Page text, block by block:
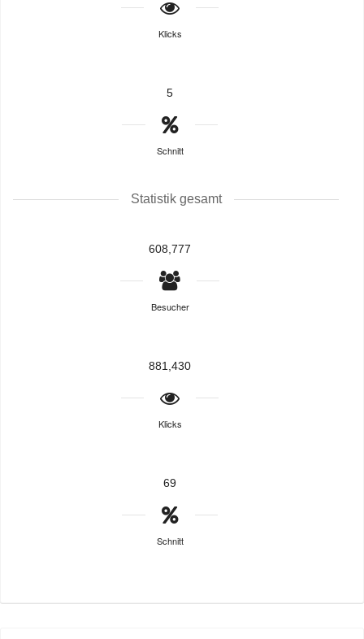
Klicks
5
Schnitt
Statistik gesamt
608,777
Besucher
881,430
Klicks
69
Schnitt